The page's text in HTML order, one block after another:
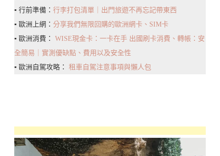
▪️ 行前準備： 行李打包清單｜出門旅遊不再忘記帶東西
▪️ 歐洲上網： 分享我們無限回購的歐洲網卡、SIM卡
▪️ 歐洲消費： WISE現金卡：一卡在手 出國刷卡消費、轉帳：安
全簡易｜實測優缺點、費用以及安全性
▪️ 歐洲自駕攻略： 租車自駕注意事項與懶人包